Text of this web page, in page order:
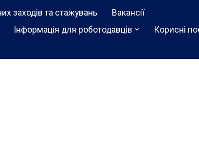
заходів та стажувань
Вакансії
Інформація для роботодавців
Корисні